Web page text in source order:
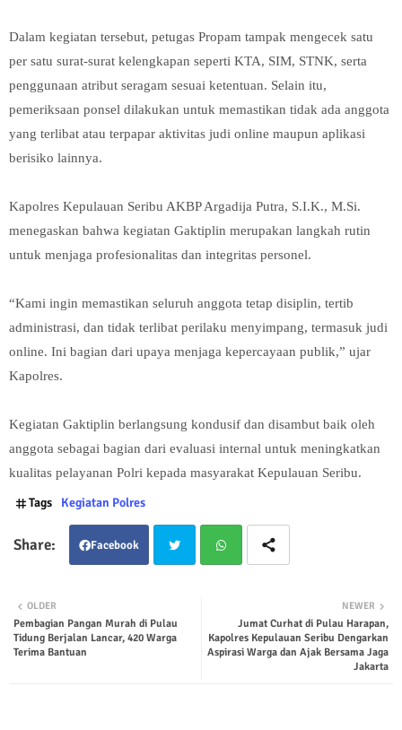
Dalam kegiatan tersebut, petugas Propam tampak mengecek satu
per satu surat-surat kelengkapan seperti KTA, SIM, STNK, serta
penggunaan atribut seragam sesuai ketentuan. Selain itu,
pemeriksaan ponsel dilakukan untuk memastikan tidak ada anggota
yang terlibat atau terpapar aktivitas judi online maupun aplikasi
berisiko lainnya.
Kapolres Kepulauan Seribu AKBP Argadija Putra, S.I.K., M.Si.
menegaskan bahwa kegiatan Gaktiplin merupakan langkah rutin
untuk menjaga profesionalitas dan integritas personel.
“Kami ingin memastikan seluruh anggota tetap disiplin, tertib
administrasi, dan tidak terlibat perilaku menyimpang, termasuk judi
online. Ini bagian dari upaya menjaga kepercayaan publik,” ujar
Kapolres.
Kegiatan Gaktiplin berlangsung kondusif dan disambut baik oleh
anggota sebagai bagian dari evaluasi internal untuk meningkatkan
kualitas pelayanan Polri kepada masyarakat Kepulauan Seribu.
Tags Kegiatan Polres
Facebook
ter
NEWER
Jumat Curhat di Pulau Harapan,
Kapolres Kepulauan Seribu Dengarkan
Aspirasi Warga dan Ajak Bersama Jaga
Jakarta
OLDER
Pembagian Pangan Murah di Pulau
Tidung Berjalan Lancar, 420 Warga
Terima Bantuan